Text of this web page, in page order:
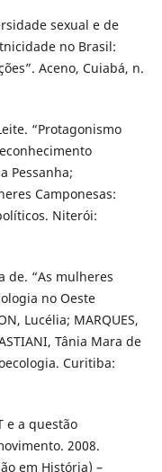
sexual e de
no Brasil:
Aceno, Cuiabá, n.
“Protagonismo
Pessanha;
Camponesas:
Niterói:
de. “As mulheres
no Oeste
Lucélia; MARQUES,
Tânia Mara de
Curitiba:
e a questão
2008.
em História) –